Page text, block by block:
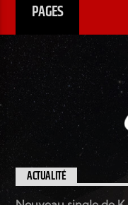
PAGES
ACTUALITÉ